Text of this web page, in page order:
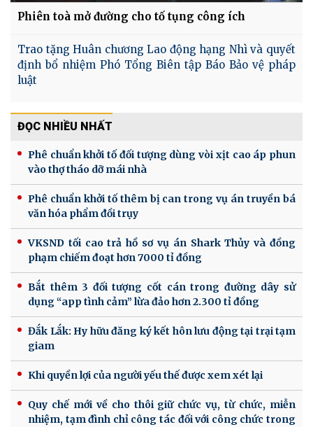
Phiên toà mở đường cho tố tụng công ích
Trao tặng Huân chương Lao động hạng Nhì và quyết
định bổ nhiệm Phó Tổng Biên tập Báo Bảo vệ pháp
luật
ĐỌC NHIỀU NHẤT
Phê chuẩn khởi tố đối tượng dùng vòi xịt cao áp phun
vào thợ tháo dỡ mái nhà
Phê chuẩn khởi tố thêm bị can trong vụ án truyền bá
văn hóa phẩm đồi trụy
VKSND tối cao trả hồ sơ vụ án Shark Thủy và đồng
phạm chiếm đoạt hơn 7000 tỉ đồng
Bắt thêm 3 đối tượng cốt cán trong đường dây sử
dụng “app tình cảm” lừa đảo hơn 2.300 tỉ đồng
Đắk Lắk: Hy hữu đăng ký kết hôn lưu động tại trại tạm
giam
Khi quyền lợi của người yếu thế được xem xét lại
Quy chế mới về cho thôi giữ chức vụ, từ chức, miễn
nhiệm, tạm đình chỉ công tác đối với công chức trong